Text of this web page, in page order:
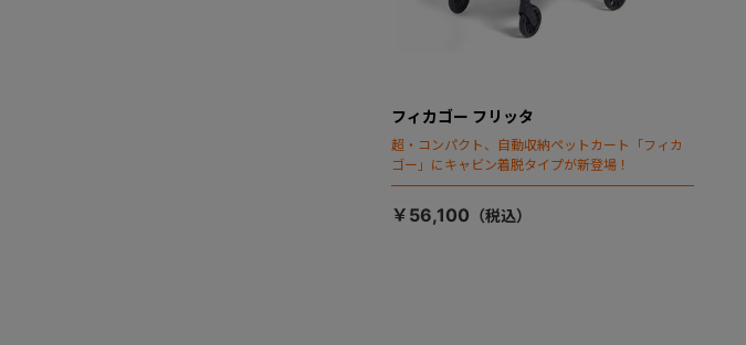
フィカゴー フリッタ
超・コンパクト、自動収納ペットカート「フィカ
ゴー」にキャビン着脱タイプが新登場！
￥56,100